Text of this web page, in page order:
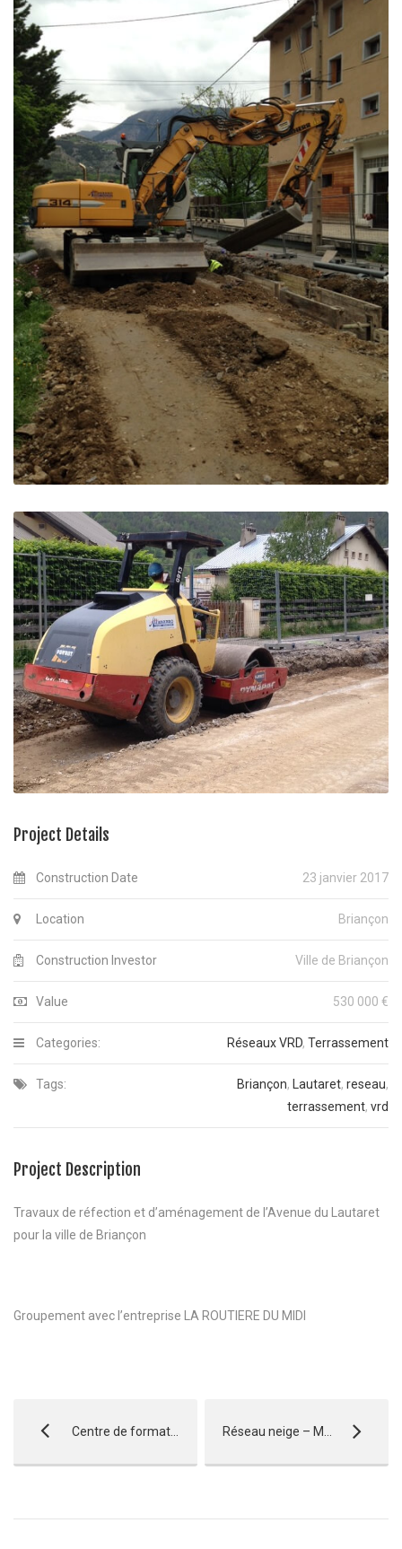
Project Details
Construction Date 23 janvier 2017
Location Briançon
Construction Investor Ville de Briançon
Value 530 000 €
Categories: Réseaux VRD, Terrassement
Tags: Briançon, Lautaret, reseau,
terrassement, vrd
Project Description
Travaux de réfection et d’aménagement de l’Avenue du Lautaret
pour la ville de Briançon
Groupement avec l’entreprise LA ROUTIERE DU MIDI
Centre de formation POLYAERO – Tallard Réseau neige – Montgenèvre